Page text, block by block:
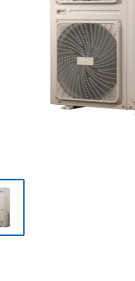
Полупромышленные сплит-
Mini VRF-системы серия
VRF-системы MDV
(мультизональные)
конденсаторные блоки
Руфтопы